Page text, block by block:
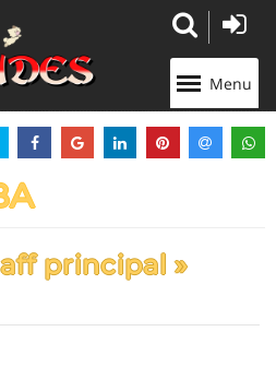
Menu
principal »